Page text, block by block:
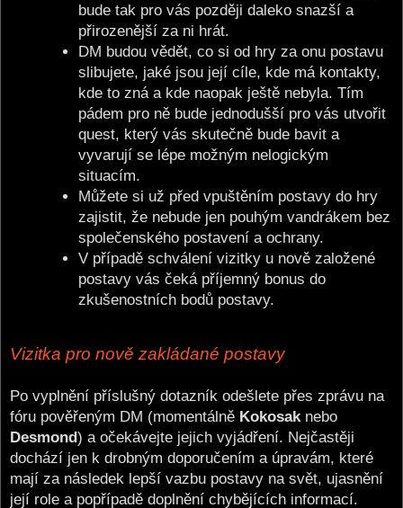
bude tak pro vás později daleko snazší a
přirozenější za ni hrát.
DM budou vědět, co si od hry za onu postavu
slibujete, jaké jsou její cíle, kde má kontakty,
kde to zná a kde naopak ještě nebyla. Tím
pádem pro ně bude jednodušší pro vás utvořit
quest, který vás skutečně bude bavit a
vyvarují se lépe možným nelogickým
situacím.
Můžete si už před vpuštěním postavy do hry
zajistit, že nebude jen pouhým vandrákem bez
společenského postavení a ochrany.
V případě schválení vizitky u nově založené
postavy vás čeká příjemný bonus do
zkušenostních bodů postavy.
Vizitka pro nově zakládané postavy
Po vyplnění příslušný dotazník odešlete přes zprávu na
fóru pověřeným DM (momentálně Kokosaknebo
Desmond) a očekávejte jejich vyjádření. Nejčastěji
dochází jen k drobným doporučením a úpravám, které
mají za následek lepší vazbu postavy na svět, ujasnění
její role a popřípadě doplnění chybějících informací.